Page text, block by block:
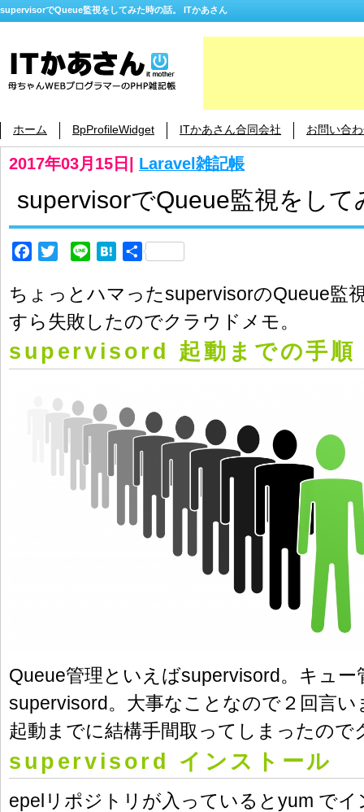
supervisorでQueue監視をしてみた時の話。 ITかあさん
ホーム BpProfileWidget ITかあさん合同会社 お問い合
2017年03月15日 Laravel雑記帳
supervisorでQueue監視をして
Facebook
Twitter Line Hatena
共
ちょっとハマったsupervisorのQueue監
すら失敗したのでクラウドメモ。
supervisord 起動までの手順
Queue管理といえばsupervisord。キュー
supervisord。大事なことなので２回言い
起動までに結構手間取ってしまったので
supervisord インストール
epelリポジトリが入っているとyum で